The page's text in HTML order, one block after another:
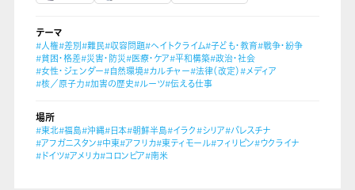
テーマ
#人権#差別#難民#収容問題#ヘイトクライム#子ども・教育#戦争・紛争
#貧困・格差#災害・防災#医療・ケア#平和構築#政治・社会
#女性・ジェンダー#自然環境#カルチャー#法律（改定）#メディア
#核／原子力#加害の歴史#ルーツ#伝える仕事
場所
#東北#福島#沖縄#日本#朝鮮半島#イラク#シリア#パレスチナ
#アフガニスタン#中東#アフリカ#東ティモール#フィリピン#ウクライナ
#ドイツ#アメリカ#コロンビア#南米